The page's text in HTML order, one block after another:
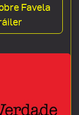
Favela